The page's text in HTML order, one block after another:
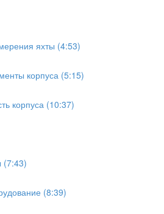
яхты (4:53)
корпуса (5:15)
корпуса (10:37)
(7:43)
(8:39)